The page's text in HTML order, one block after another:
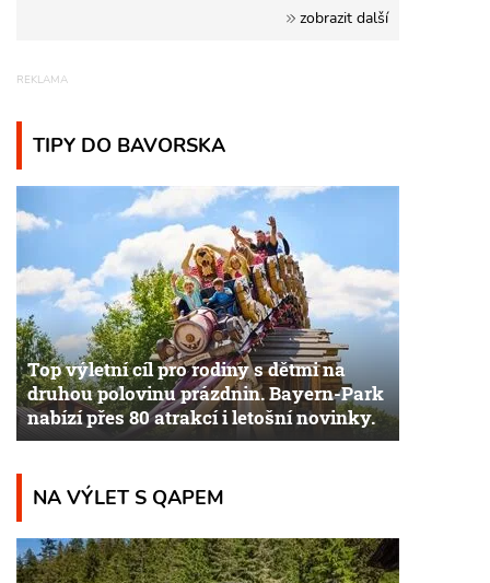
zobrazit další
TIPY DO BAVORSKA
Top výletní cíl pro rodiny s dětmi na
druhou polovinu prázdnin. Bayern-Park
nabízí přes 80 atrakcí i letošní novinky.
NA VÝLET S QAPEM